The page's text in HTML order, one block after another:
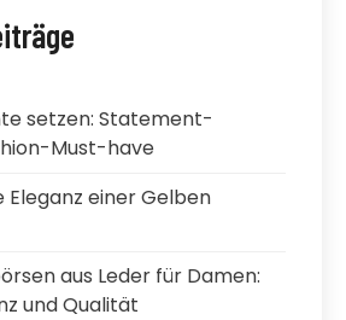
setzen: Statement-
Must-have
Eleganz einer Gelben
aus Leder für Damen:
und Qualität